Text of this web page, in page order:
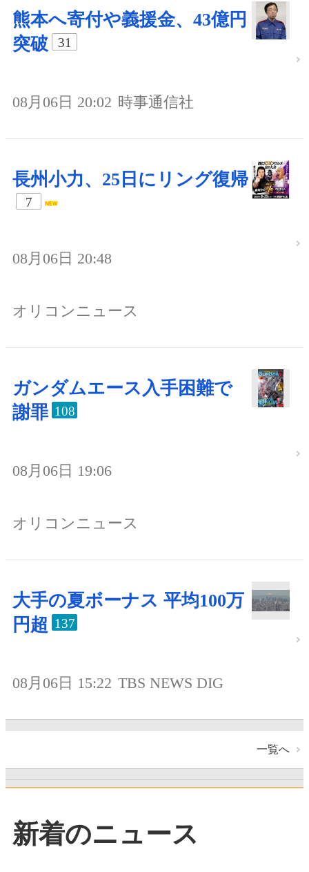
熊本へ寄付や義援金、43億円
突破
31
08月06日 20:02 時事通信社
長州小力、25日にリング復帰
7
08月06日 20:48
オリコンニュース
ガンダムエース入手困難で
謝罪 108
08月06日 19:06
オリコンニュース
大手の夏ボーナス 平均100万
円超 137
08月06日 15:22 TBS NEWS DIG
一覧へ
新着のニュース